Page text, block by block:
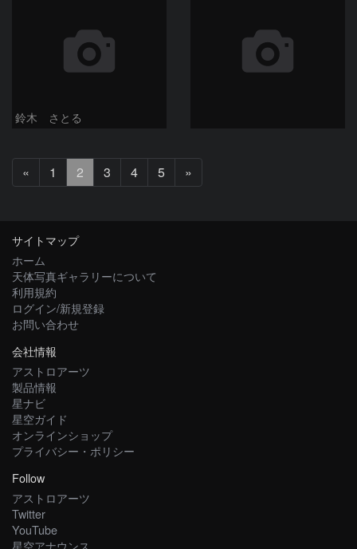
鈴木 さとる
«
へ
1 2 3 4 5 »
へ
サイトマップ
ホーム
天体写真ギャラリーについて
利用規約
ログイン/新規登録
お問い合わせ
会社情報
アストロアーツ
製品情報
星ナビ
星空ガイド
オンラインショップ
プライバシー・ポリシー
Follow
アストロアーツ
Twitter
YouTube
星空アナウンス